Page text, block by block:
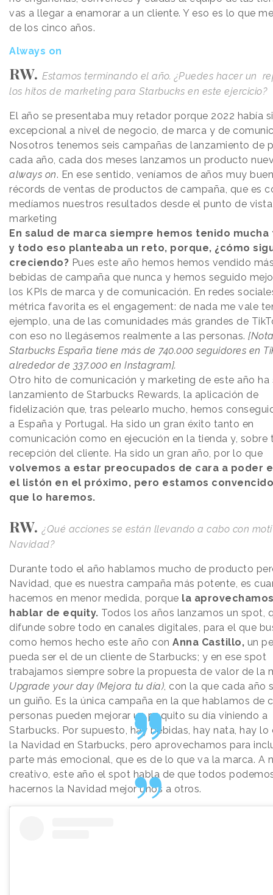
vas a llegar a enamorar a un cliente. Y eso es lo que
de los cinco años.
Always on
RW. Estamos terminando el año. ¿Puedes hacer un
los hitos de marketing para Starbucks en este ejercicio?
El año se presentaba muy retador porque 2022 había
excepcional a nivel de negocio, de marca y de
Nosotros tenemos seis campañas de lanzamiento de
cada año, cada dos meses lanzamos un producto
always on. En ese sentido, veníamos de años muy
récords de ventas de productos de campaña, que es
medíamos nuestros resultados desde el punto de
marketing
En salud de marca siempre hemos tenido mucha
y todo eso planteaba un reto, porque, ¿cómo
creciendo? Pues este año hemos hemos vendido
bebidas de campaña que nunca y hemos seguido
los KPIs de marca y de comunicación. En redes
métrica favorita es el engagement: de nada me vale
ejemplo, una de las comunidades más grandes de
con eso no llegásemos realmente a las personas.
Starbucks España tiene más de 740.000 seguidores en
alrededor de 337.000 en Instagram].
Otro hito de comunicación y marketing de este año ha
lanzamiento de Starbucks Rewards, la aplicación de
fidelización que, tras pelearlo mucho, hemos
a España y Portugal. Ha sido un gran éxito tanto en
comunicación como en ejecución en la tienda y, sobre
recepción del cliente. Ha sido un gran año, por lo que
volvemos a estar preocupados de cara a poder
el listón en el próximo, pero estamos
que lo haremos.
RW. ¿Qué acciones se están llevando a cabo con
Navidad?
Durante todo el año hablamos mucho de producto
Navidad, que es nuestra campaña más potente, es
hacemos en menor medida, porque la
hablar de equity. Todos los años lanzamos un spot,
difunde sobre todo en canales digitales, para el que
como hemos hecho este año con Anna Castillo, un
pueda ser el de un cliente de Starbucks; y en ese spot
trabajamos siempre sobre la propuesta de valor de la
Upgrade your day (Mejora tu día), con la que cada año
un guiño. Es la única campaña en la que hablamos de
personas pueden mejorar un poquito su día viniendo a
Starbucks. Por supuesto, hay bebidas, hay nata, hay lo
la Navidad en Starbucks, pero aprovechamos para
parte más emocional, que es de lo que va la marca. A
creativo, este año el spot habla de que todos
hacernos la Navidad mejor unos a otros.